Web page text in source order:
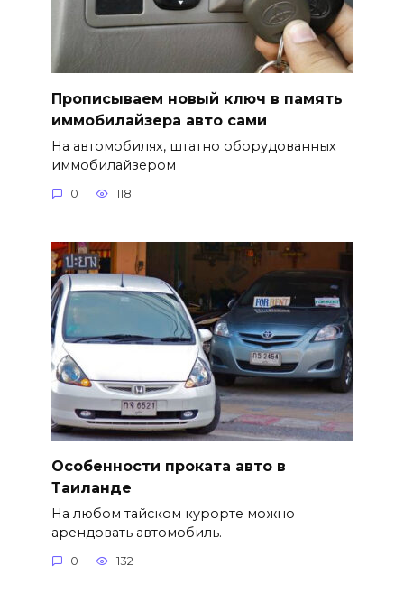
Прописываем новый ключ в память
иммобилайзера авто сами
На автомобилях, штатно оборудованных
иммобилайзером
0 118
Особенности проката авто в
Таиланде
На любом тайском курорте можно
арендовать автомобиль.
0 132